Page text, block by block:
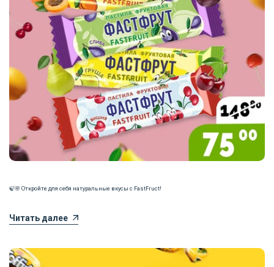
🍃🌸 Откройте для себя натуральные вкусы с FastFruct!
Читать далее